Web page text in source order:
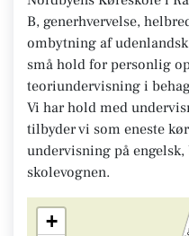
B, generhvervelse,
ombytning af
små hold for personlig
teoriundervisning i
Vi har hold med
tilbyder vi som eneste
undervisning på
skolevognen.
+